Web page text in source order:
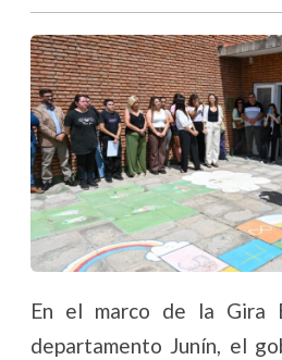
En el marco de la Gira
departamento Junín, el